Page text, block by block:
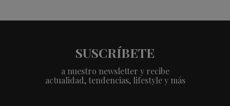
SUSCRÍBETE
a nuestro newsletter y recibe
actualidad, tendencias, lifestyle y más